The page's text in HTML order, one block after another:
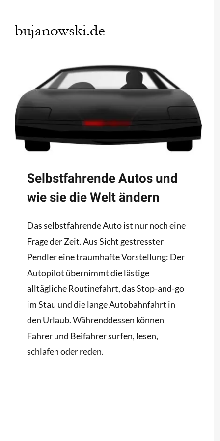
Inhalt
springen
Selbstfahrende Autos und
wie sie die Welt ändern
Das selbstfahrende Auto ist nur noch eine
Frage der Zeit. Aus Sicht gestresster
Pendler eine traumhafte Vorstellung: Der
Autopilot übernimmt die lästige
alltägliche Routinefahrt, das Stop-and-go
im Stau und die lange Autobahnfahrt in
den Urlaub. Währenddessen können
Fahrer und Beifahrer surfen, lesen,
schlafen oder reden.